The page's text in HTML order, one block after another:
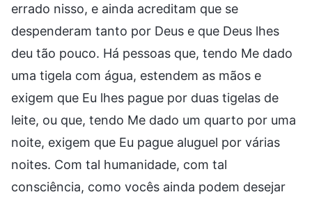
errado nisso, e ainda acreditam que se
despenderam tanto por Deus e que Deus lhes
deu tão pouco. Há pessoas que, tendo Me dado
uma tigela com água, estendem as mãos e
exigem que Eu lhes pague por duas tigelas de
leite, ou que, tendo Me dado um quarto por uma
noite, exigem que Eu pague aluguel por várias
noites. Com tal humanidade, com tal
consciência, como vocês ainda podem desejar